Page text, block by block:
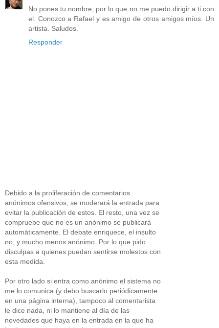
No pones tu nombre, por lo que no me puedo dirigir a ti con
el. Conozco a Rafael y es amigo de otros amigos míos. Un
artista. Saludos.
Responder
Debido a la proliferación de comentarios
anónimos ofensivos, se moderará la entrada para
evitar la publicación de estos. El resto, una vez se
compruebe que no es un anónimo se publicará
automáticamente. El debate enriquece, el insulto
no, y mucho menos anónimo. Por lo que pido
disculpas a quienes puedan sentirse molestos con
esta medida.
Por otro lado si entra como anónimo el sistema no
me lo comunica (y debo buscarlo periódicamente
en una página interna), tampoco al comentarista
le dice nada, ni lo mantiene al día de las
novedades que haya en la entrada en la que ha